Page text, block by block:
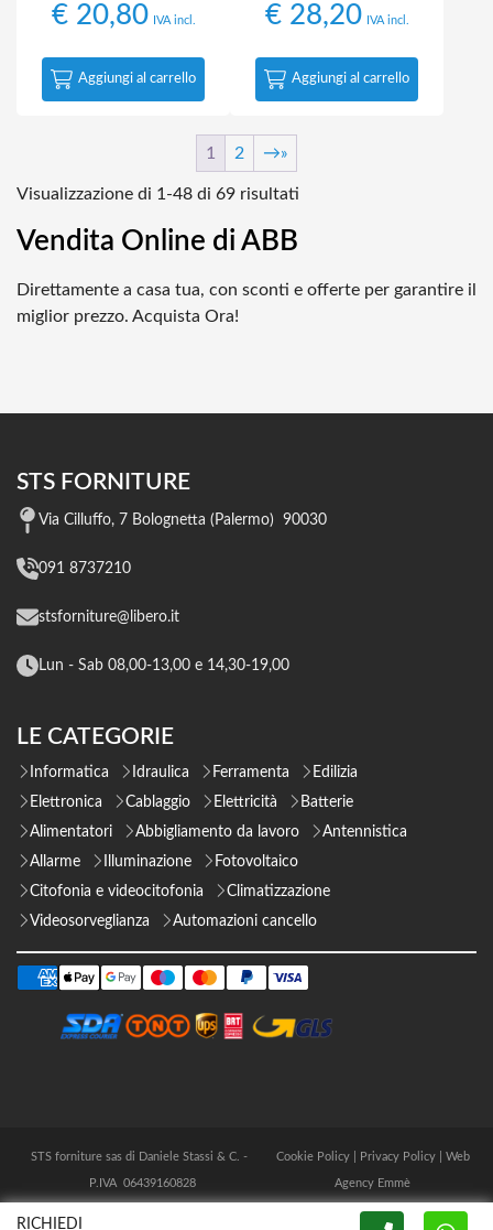
€20,80 IVA incl.
Aggiungi al carrello
€28,20 IVA incl.
Aggiungi al carrello
1 2 →
Visualizzazione di 1-48 di 69 risultati
Vendita Online di ABB
Direttamente a casa tua, con sconti e offerte per garantire il
miglior prezzo. Acquista Ora!
STS FORNITURE
Via Cilluffo, 7 Bolognetta (Palermo) 90030
091 8737210
stsforniture@libero.it
Lun - Sab 08,00-13,00 e 14,30-19,00
LE CATEGORIE
Informatica Idraulica Ferramenta
Edilizia
Elettronica
Cablaggio Elettricità
Batterie
Alimentatori
Abbigliamento da lavoro
Antennistica
Allarme
Illuminazione
Fotovoltaico
Citofonia e videocitofonia
Climatizzazione
Videosorveglianza
Automazioni cancello
STS forniture sas di Daniele Stassi & C. -
P.IVA 06439160828
Cookie Policy| Privacy Policy| Web
Agency Emmè
RICHIEDI